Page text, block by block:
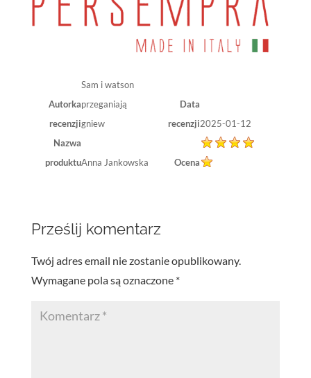
Autorka
recenzji
Sam i watson
przeganiają
gniew
Data
recenzji2025-01-12
Nazwa
produktuAnna Jankowska Ocena
Prześlij komentarz
Twój adres email nie zostanie opublikowany.
Wymagane pola są oznaczone *